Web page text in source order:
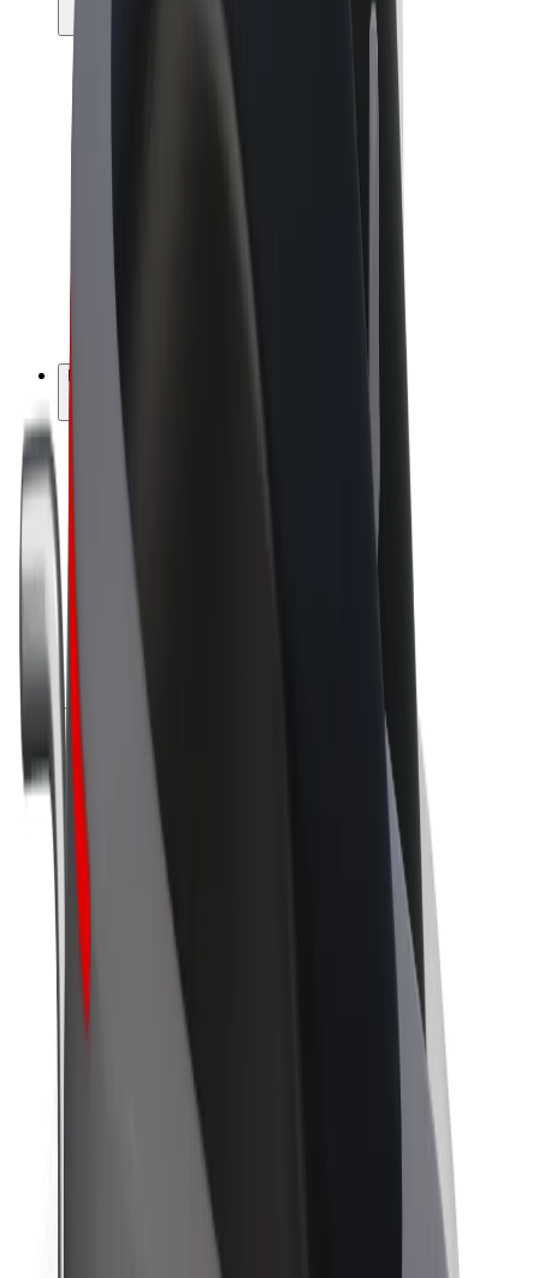
Bolt Plus
Κερδίστε με Bolt
Απολαβές οδηγών
Στόλοι
Franchises
Θέσεις εργασίας
Βιωσιμότητα στη Bolt
Project Zero
Κέντρο Τύπου
Σχέσεις με Επενδυτές
Μέσα ενημέρωσης